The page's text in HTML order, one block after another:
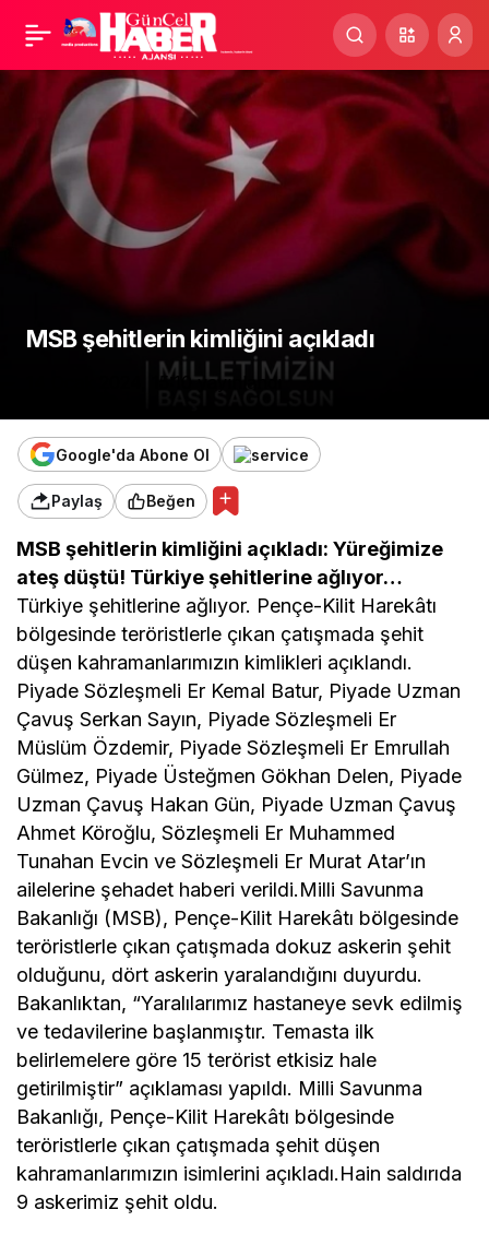
MSB şehitlerin kimliğini açıkladı
14 Ocak 2024, 15:10yayınlandı
Google'da Abone Ol
Paylaş Beğen
MSB şehitlerin kimliğini açıkladı: Yüreğimize
ateş düştü! Türkiye şehitlerine ağlıyor…
Türkiye şehitlerine ağlıyor. Pençe-Kilit Harekâtı
bölgesinde teröristlerle çıkan çatışmada şehit
düşen kahramanlarımızın kimlikleri açıklandı.
Piyade Sözleşmeli Er Kemal Batur, Piyade Uzman
Çavuş Serkan Sayın, Piyade Sözleşmeli Er
Müslüm Özdemir, Piyade Sözleşmeli Er Emrullah
Gülmez, Piyade Üsteğmen Gökhan Delen, Piyade
Uzman Çavuş Hakan Gün, Piyade Uzman Çavuş
Ahmet Köroğlu, Sözleşmeli Er Muhammed
Tunahan Evcin ve Sözleşmeli Er Murat Atar’ın
ailelerine şehadet haberi verildi.Milli Savunma
Bakanlığı (MSB), Pençe-Kilit Harekâtı bölgesinde
teröristlerle çıkan çatışmada dokuz askerin şehit
olduğunu, dört askerin yaralandığını duyurdu.
Bakanlıktan, “Yaralılarımız hastaneye sevk edilmiş
ve tedavilerine başlanmıştır. Temasta ilk
belirlemelere göre 15 terörist etkisiz hale
getirilmiştir” açıklaması yapıldı. Milli Savunma
Bakanlığı, Pençe-Kilit Harekâtı bölgesinde
teröristlerle çıkan çatışmada şehit düşen
kahramanlarımızın isimlerini açıkladı.Hain saldırıda
9 askerimiz şehit oldu.
BAŞIMIZ SAĞOLSUN Paylaş